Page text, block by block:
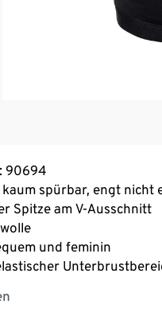
90694
kaum spürbar, engt nicht
Spitze am V-Ausschnitt
und feminin
perfekter
für optimalen